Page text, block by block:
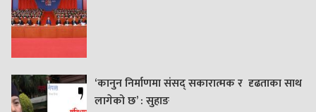
‘कानुन निर्माणमा संसद् सकारात्मक र दृढताका साथ
लागेको छ’ : सुहाङ